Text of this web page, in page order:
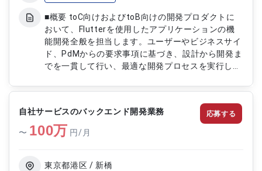
■概要 toC向けおよびtoB向けの開発プロダクトに
おいて、Flutterを使用したアプリケーションの機
能開発全般を担当します。ユーザーやビジネスサイ
ド、PdMからの要求事項に基づき、設計から開発ま
でを一貫して行い、最適な開発プロセスを実行しま
リの機能開発 ・ユーザーやビジネスサイドからの
要求事項に基づいた設計 ・バックエンドエンジニ
アとの連携による開発プロセスの最適化 ・アプリ
の立案および企画
自社サービスのバックエンド開発業務
〜 100万 円/月
東京都港区 / 新橋
応募する